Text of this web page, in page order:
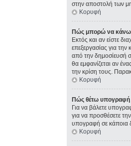
στην αποστολή των
Κορυφή
Πώς μπορώ να κάνω
Εκτός και αν είστε
επεξεργασίας για
από την δημοσίευσή
θα εμφανίζεται αν
την κρίση τους.
Κορυφή
Πώς θέτω υπογραφή
Για να βάλετε
για να προσθέσετε
υπογραφή σε κάποια
Κορυφή